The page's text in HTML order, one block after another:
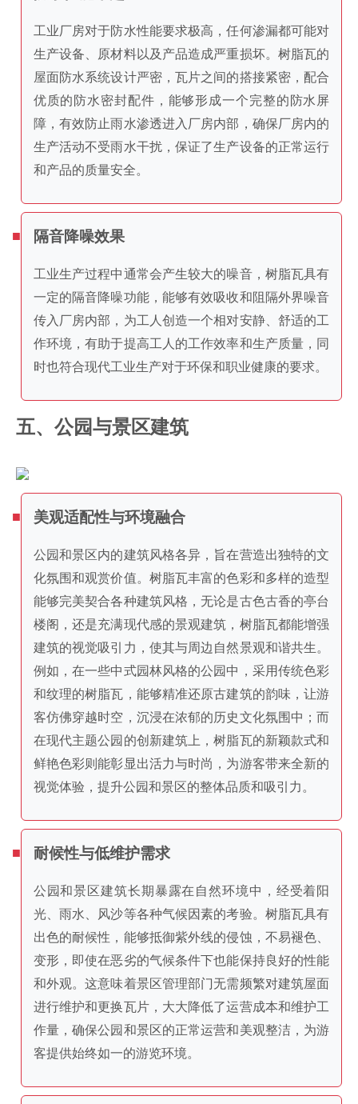
工业厂房对于防水性能要求极高，任何渗漏都可能对
生产设备、原材料以及产品造成严重损坏。树脂瓦的
屋面防水系统设计严密，瓦片之间的搭接紧密，配合
优质的防水密封配件，能够形成一个完整的防水屏
障，有效防止雨水渗透进入厂房内部，确保厂房内的
生产活动不受雨水干扰，保证了生产设备的正常运行
和产品的质量安全。
隔音降噪效果
工业生产过程中通常会产生较大的噪音，树脂瓦具有
一定的隔音降噪功能，能够有效吸收和阻隔外界噪音
传入厂房内部，为工人创造一个相对安静、舒适的工
作环境，有助于提高工人的工作效率和生产质量，同
时也符合现代工业生产对于环保和职业健康的要求。
五、公园与景区建筑
美观适配性与环境融合
公园和景区内的建筑风格各异，旨在营造出独特的文
化氛围和观赏价值。树脂瓦丰富的色彩和多样的造型
能够完美契合各种建筑风格，无论是古色古香的亭台
楼阁，还是充满现代感的景观建筑，树脂瓦都能增强
建筑的视觉吸引力，使其与周边自然景观和谐共生。
例如，在一些中式园林风格的公园中，采用传统色彩
和纹理的树脂瓦，能够精准还原古建筑的韵味，让游
客仿佛穿越时空，沉浸在浓郁的历史文化氛围中；而
在现代主题公园的创新建筑上，树脂瓦的新颖款式和
鲜艳色彩则能彰显出活力与时尚，为游客带来全新的
视觉体验，提升公园和景区的整体品质和吸引力。
耐候性与低维护需求
公园和景区建筑长期暴露在自然环境中，经受着阳
光、雨水、风沙等各种气候因素的考验。树脂瓦具有
出色的耐候性，能够抵御紫外线的侵蚀，不易褪色、
变形，即使在恶劣的气候条件下也能保持良好的性能
和外观。这意味着景区管理部门无需频繁对建筑屋面
进行维护和更换瓦片，大大降低了运营成本和维护工
作量，确保公园和景区的正常运营和美观整洁，为游
客提供始终如一的游览环境。